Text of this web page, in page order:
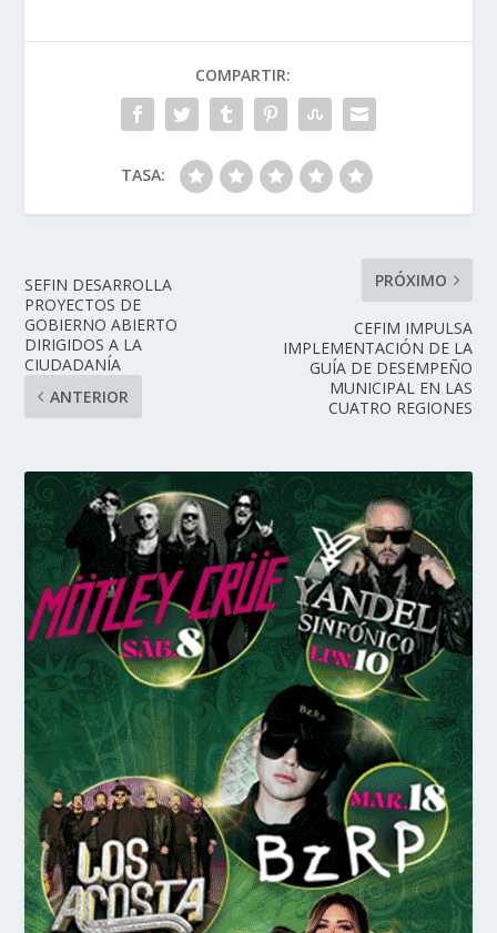
COMPARTIR:
TASA:
SEFIN DESARROLLA
PROYECTOS DE
GOBIERNO ABIERTO
DIRIGIDOS A LA
CIUDADANÍA
ANTERIOR
PRÓXIMO
CEFIM IMPULSA
IMPLEMENTACIÓN DE LA
GUÍA DE DESEMPEÑO
MUNICIPAL EN LAS
CUATRO REGIONES